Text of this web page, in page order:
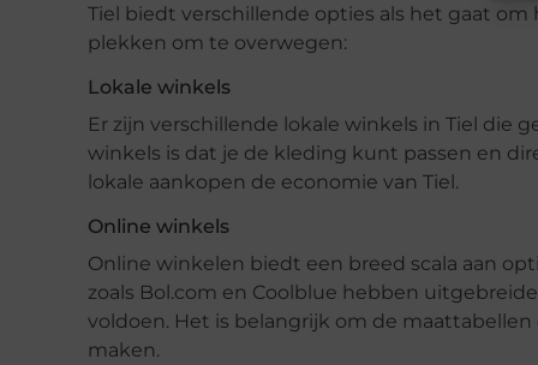
Tiel biedt verschillende opties als het gaat
plekken om te overwegen:
Lokale winkels
Er zijn verschillende lokale winkels in Tiel die
winkels is dat je de kleding kunt passen en
lokale aankopen de economie van Tiel.
Online winkels
Online winkelen biedt een breed scala aan
zoals Bol.com en Coolblue hebben
voldoen. Het is belangrijk om de
maken.